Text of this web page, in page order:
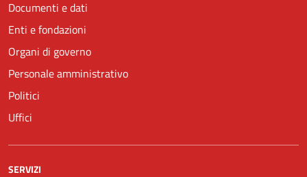
Documenti e dati
Enti e fondazioni
Organi di governo
Personale amministrativo
Politici
Uffici
SERVIZI